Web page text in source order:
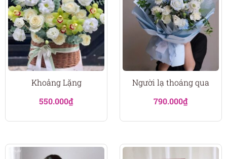
Khoảng Lặng
550.000₫
Người lạ thoáng qua
790.000₫